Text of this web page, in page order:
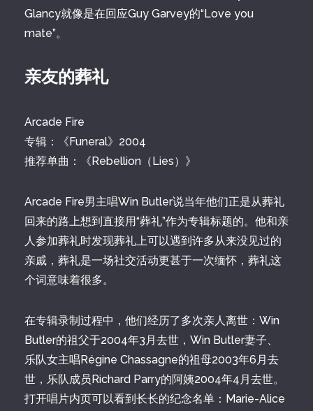
Glancy就像是在回应Guy Garvey的“Love you
mate”。
亲友的葬礼
Arcade Fire
专辑：《Funeral》2004
推荐单曲：《Rebellion（Lies）》
Arcade Fire男主唱Win Butler说当年他们正是从葬礼
回来的路上想到直接用“葬礼”作为专辑标题的。他和亲
人参加葬礼时发现葬礼上可以遇到许多从来没见过的
亲戚，葬礼是一场社交活动更甚于一次缅怀，葬礼这
个词意味着很多。
在专辑录制过程中，他们经历了多次亲人离世：Win
Butler的祖父于2004年3月去世，Win Butler妻子、
乐队女主唱Régine Chassagne的祖母2003年6月去
世，乐队成员Richard Parry的阿姨2004年4月去世。
打开唱片内页可以看到长长的纪念名单：Marie-Alice